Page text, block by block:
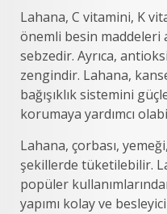
Lahana, C vitamini, K
önemli besin maddeleri
sebzedir. Ayrıca,
zengindir. Lahana,
bağışıklık sistemini
korumaya yardımcı
Lahana, çorbası,
şekillerde tüketilebilir.
popüler
yapımı kolay ve